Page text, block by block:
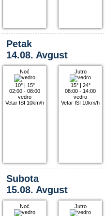
Petak
14.08. Avgust
Noć
10°| 15°
02:00 - 08:00
vedro
Vetar ISI 10km/h
Jutro
15°| 24°
08:00 - 14:00
vedro
Vetar ISI 10km/h
Subota
15.08. Avgust
Noć Jutro